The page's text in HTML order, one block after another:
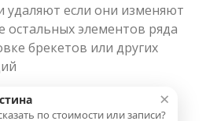
удаляют если они изменяют
остальных элементов ряда
брекетов или других
чистка
×
по стоимости или записи?